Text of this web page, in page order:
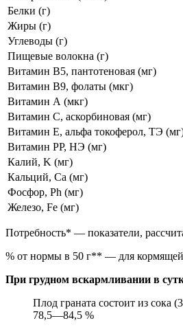
Белки (г)
Жиры (г)
Углеводы (г)
Пищевые волокна (г)
Витамин В5, пантотеновая (мг)
Витамин В9, фолаты (мкг)
Витамин А (мкг)
Витамин C, аскорбиновая (мг)
Витамин Е, альфа токоферол, ТЭ
Витамин РР, НЭ (мг)
Калий, K (мг)
Кальций, Ca (мг)
Фосфор, Ph (мг)
Железо, Fe (мг)
Потребность* — показатели,
% от нормы в 50 г** — для
При грудном вскармливании в
Плод граната состоит из сока
78,5—84,5 %